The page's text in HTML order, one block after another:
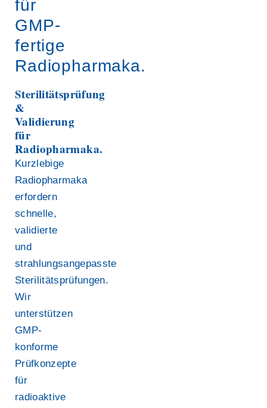
für
GMP-
fertige
Radiopharmaka.
Sterilitätsprüfung
&
Validierung
für
Radiopharmaka.
Kurzlebige
Radiopharmaka
erfordern
schnelle,
validierte
und
strahlungsangepasste
Sterilitätsprüfungen.
Wir
unterstützen
GMP-
konforme
Prüfkonzepte
für
radioaktive